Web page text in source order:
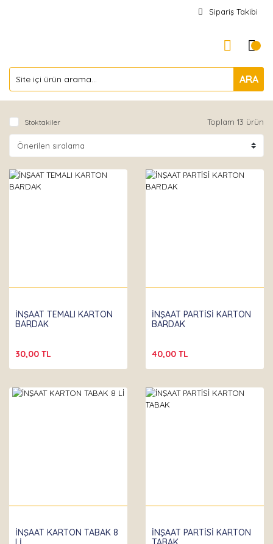
Sipariş Takibi
ARA
Stoktakiler Toplam 13 ürün
İNŞAAT TEMALI KARTON
BARDAK
30,00 TL
İNŞAAT PARTİSİ KARTON
BARDAK
40,00 TL
İNŞAAT KARTON TABAK 8
İNŞAAT PARTİSİ KARTON